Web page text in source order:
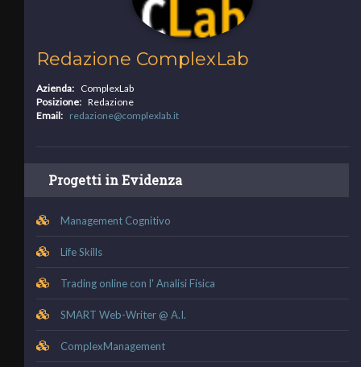
Redazione ComplexLab
Azienda: ComplexLab
Posizione: Redazione
Email: redazione@complexlab.it
Progetti in Evidenza
Management Cognitivo
Life Skills
Trading online con l' Analisi Fisica
SMART Web-Writer @ A.I.
ComplexManagement